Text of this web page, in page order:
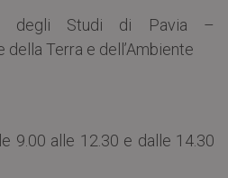
degli Studi di Pavia –
Terra e dell’Ambiente
9.00 alle 12.30 e dalle 14.30